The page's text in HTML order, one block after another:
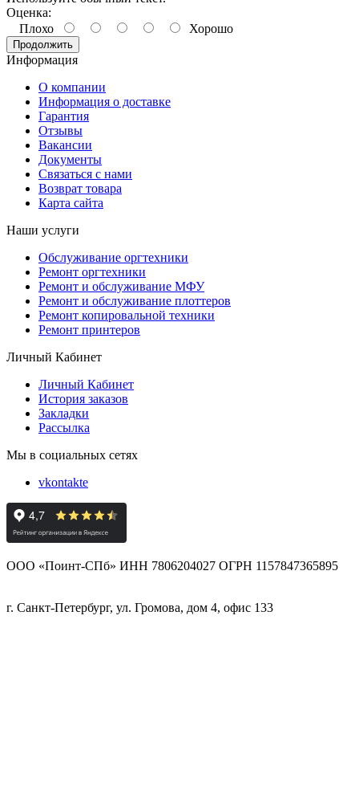
Оценка:
Плохо
Хорошо
Продолжить
Информация
О компании
Информация о доставке
Гарантия
Отзывы
Вакансии
Документы
Связаться с нами
Возврат товара
Карта сайта
Наши услуги
Обслуживание оргтехники
Ремонт оргтехники
Ремонт и обслуживание МФУ
Ремонт и обслуживание плоттеров
Ремонт копировальной техники
Ремонт принтеров
Личный Кабинет
Личный Кабинет
История заказов
Закладки
Рассылка
Мы в социальных сетях
vkontakte
ООО «Поинт-СПб» ИНН 7806204027 ОГРН 1157847365895
г. Санкт-Петербург, ул. Громова, дом 4, офис 133